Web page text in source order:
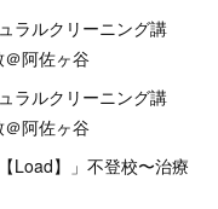
ラルクリーニング講
阿佐ヶ谷
ラルクリーニング講
阿佐ヶ谷
Load】」不登校〜治療